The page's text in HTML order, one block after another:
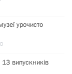
урочисто
0
13 випускників